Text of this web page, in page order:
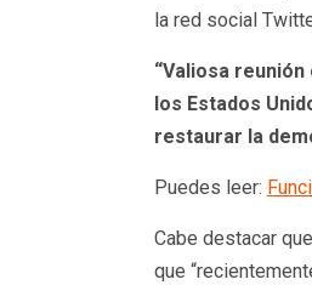
la red social
“Valiosa
los Estados
restaurar la
Puedes leer:
Cabe destacar
que